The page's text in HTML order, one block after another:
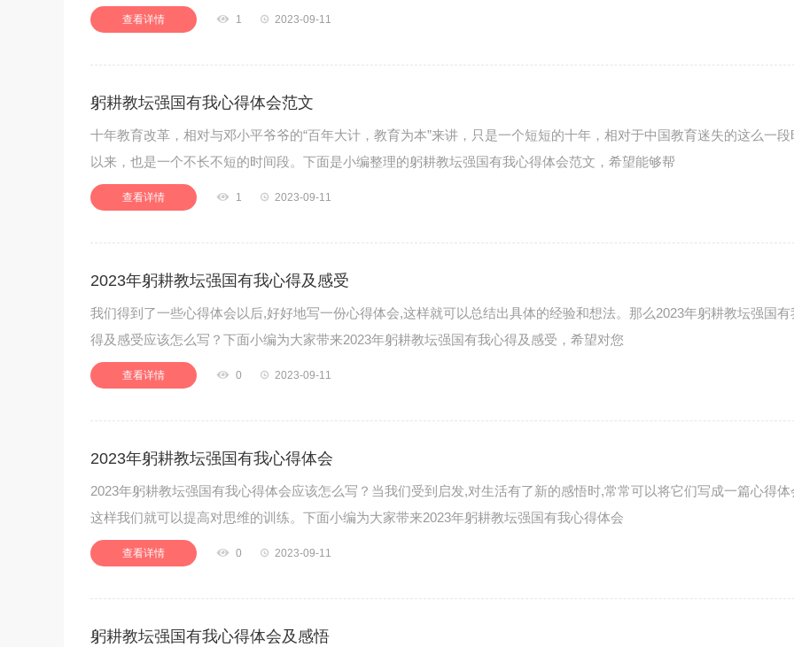
查看详情  1  2023-09-11
躬耕教坛强国有我心得体会范文
十年教育改革，相对与邓小平爷爷的“百年大计，教育为本”来讲，只是一个短短的十年，相对于中国教育迷失的这么一段
以来，也是一个不长不短的时间段。下面是小编整理的躬耕教坛强国有我心得体会范文，希望能够帮
查看详情  1  2023-09-11
2023年躬耕教坛强国有我心得及感受
我们得到了一些心得体会以后,好好地写一份心得体会,这样就可以总结出具体的经验和想法。那么2023年躬耕教坛强国有
得及感受应该怎么写？下面小编为大家带来2023年躬耕教坛强国有我心得及感受，希望对您
查看详情  0  2023-09-11
2023年躬耕教坛强国有我心得体会
2023年躬耕教坛强国有我心得体会应该怎么写？当我们受到启发,对生活有了新的感悟时,常常可以将它们写成一篇心得体
这样我们就可以提高对思维的训练。下面小编为大家带来2023年躬耕教坛强国有我心得体会
查看详情  0  2023-09-11
躬耕教坛强国有我心得体会及感悟